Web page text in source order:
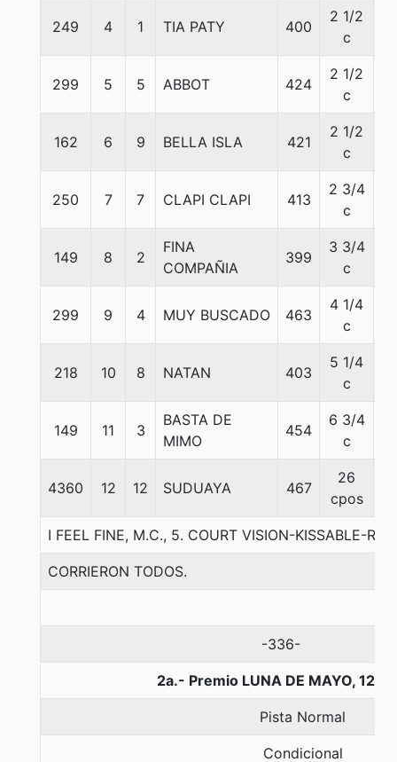
249 4 1 TIA PATY 400
2 1/2
c
299 5 5 ABBOT 424
2 1/2
c
162 6 9 BELLA ISLA 421
2 1/2
c
250 7 7 CLAPI CLAPI 413
2 3/4
c
149 8 2
FINA
COMPAÑIA
399
3 3/4
c
299 9 4 MUY BUSCADO 463
4 1/4
c
218 10 8 NATAN 403
5 1/4
c
149 11 3
BASTA DE
MIMO
454
6 3/4
c
4360 12 12 SUDUAYA 467
26
cpos
I FEEL FINE, M.C., 5. COURT VISION-KISSABLE-
CORRIERON TODOS.
-336-
2a.- Premio LUNA DE MAYO,
Pista Normal
Condicional